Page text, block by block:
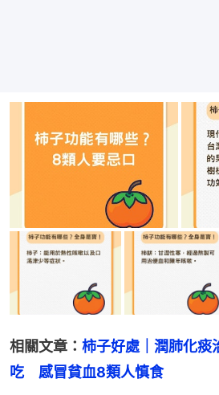
相關文章： 柿子好處｜潤肺化痰
吃　感冒貧血8類人慎食